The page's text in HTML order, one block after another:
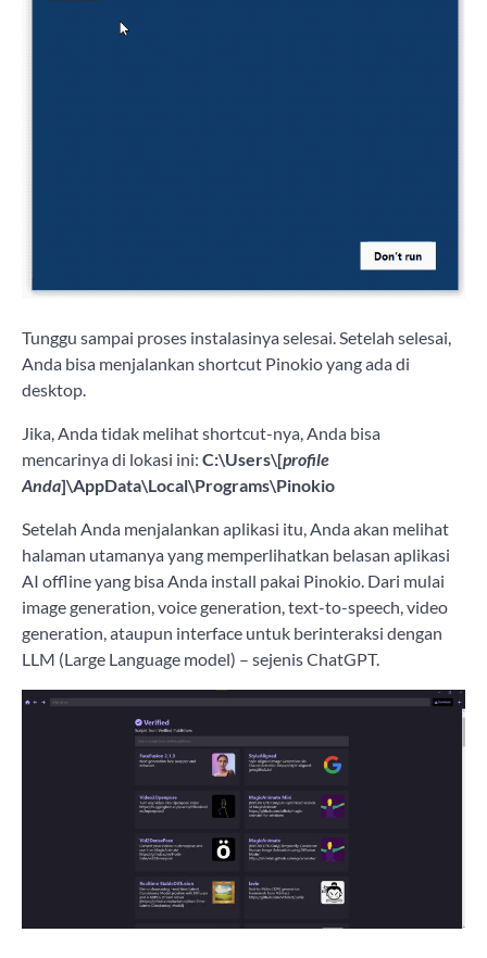
Tunggu sampai proses instalasinya selesai. Setelah selesai,
Anda bisa menjalankan shortcut Pinokio yang ada di
desktop.
Jika, Anda tidak melihat shortcut-nya, Anda bisa
mencarinya di lokasi ini: C:\Users\[profile
Anda]\AppData\Local\Programs\Pinokio
Setelah Anda menjalankan aplikasi itu, Anda akan melihat
halaman utamanya yang memperlihatkan belasan aplikasi
AI offline yang bisa Anda install pakai Pinokio. Dari mulai
image generation, voice generation, text-to-speech, video
generation, ataupun interface untuk berinteraksi dengan
LLM (Large Language model) – sejenis ChatGPT.